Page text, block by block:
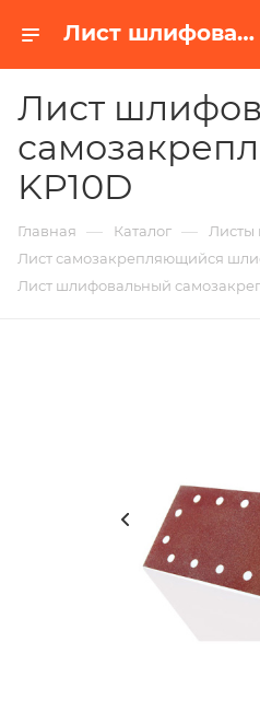
Лист шлифовальный самозакрепляющийся KP10D в Белгороде | Купить по недорогой цене от Абразивного Завода
Лист
KP10D
Главная — Каталог —
Лист самозакрепляющийся
Лист шлифовальный